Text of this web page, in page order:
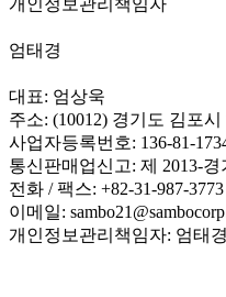
엄태경
대표: 엄상욱
주소: (10012) 경기도 김포
사업자등록번호: 136-81-
통신판매업신고: 제 2013-경
전화 / 팩스: +82-31-987-
이메일:
개인정보관리책임자: 엄태경